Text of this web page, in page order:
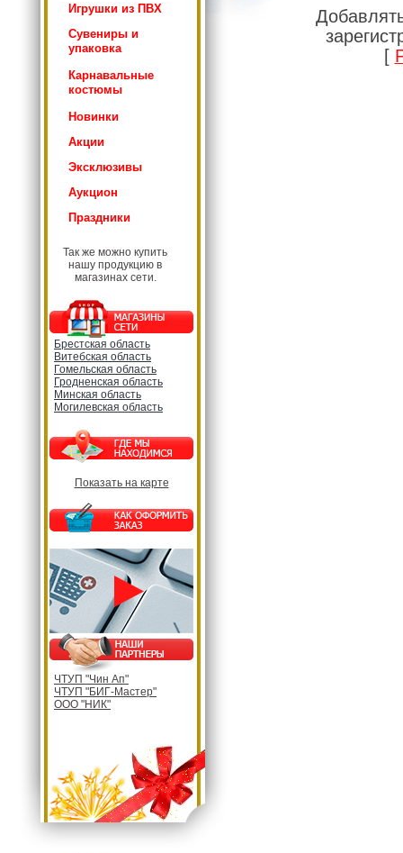
Игрушки из ПВХ
Сувениры и
упаковка
Карнавальные
костюмы
Новинки
Акции
Эксклюзивы
Аукцион
Праздники
Так же можно купить
нашу продукцию в
магазинах сети.
Брестская область
Витебская область
Гомельская область
Гродненская область
Минская область
Могилевская область
Показать на карте
ЧТУП "Чин Ап"
ЧТУП "БИГ-Мастер"
ООО "НИК"
[